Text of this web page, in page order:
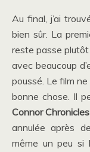
Au final, j’ai
bien sûr. La
reste passe plutôt
avec beaucoup
poussé. Le film
bonne chose. Il
Connor Chronicles
annulée après
même un peu si